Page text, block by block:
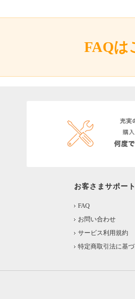
FAQは
お客さまサポート
FAQ
お問い合わせ
サービス利用規約
特定商取引法に基